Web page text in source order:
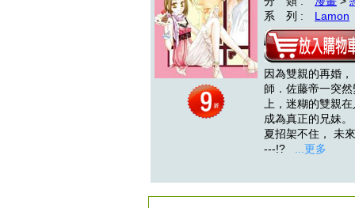
系 列 : Lamon
因為雙親的再婚
師．佐藤帝一突
上，迷糊的雙親
成為真正的兄妹
夏招架不住， 未
---!?
...更多